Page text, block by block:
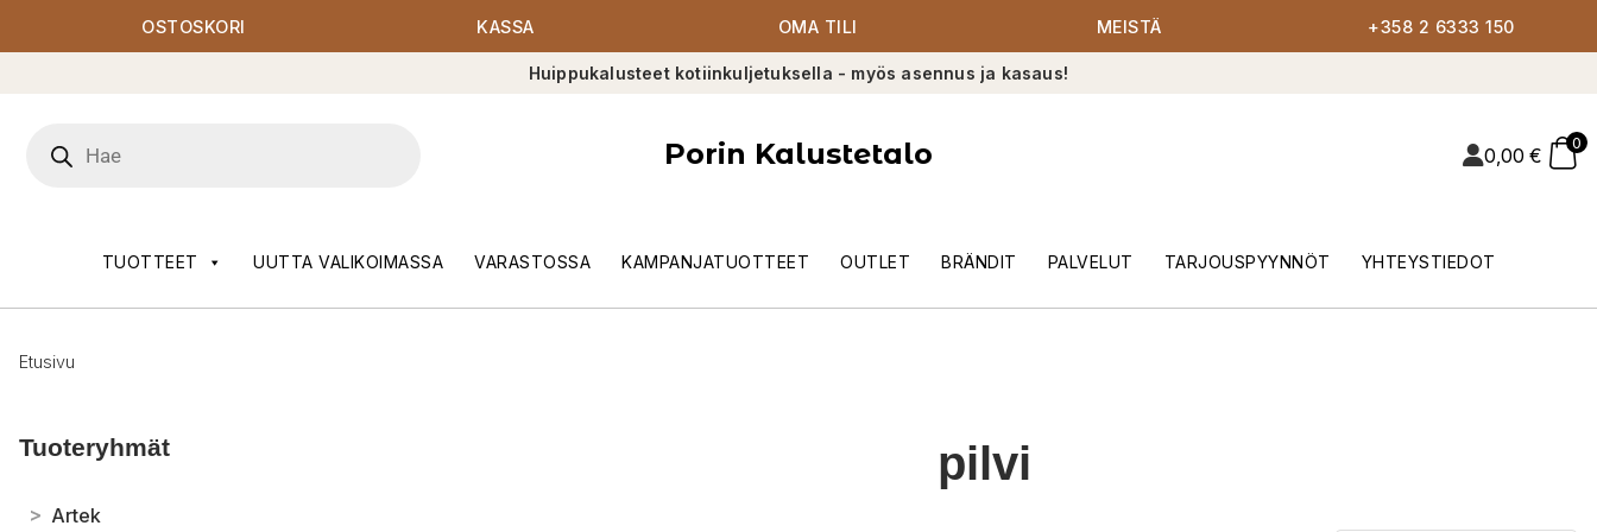
OSTOSKORI KASSA OMA TILI MEISTÄ +358 2 6333 150
Huippukalusteet kotiinkuljetuksella - myös asennus ja kasaus!
search
Porin Kalustetalo 0,00 €
0
TUOTTEET UUTTA VALIKOIMASSA VARASTOSSA KAMPANJATUOTTEET OUTLET BRÄNDIT PALVELUT TARJOUSPYYNNÖT YHTEYSTIEDOT
Etusivu
Tuoteryhmät
> Artek
pilvi